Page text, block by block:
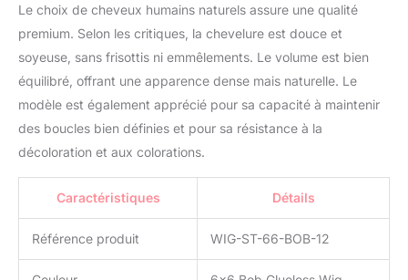
Elastic Band Ensures a
Secure Fit, Real Wear and
Go Glueless Wig.
Le choix de cheveux humains naturels assure une qualité
premium. Selon les critiques, la chevelure est douce et
soyeuse, sans frisottis ni emmêlements. Le volume est bien
équilibré, offrant une apparence dense mais naturelle. Le
modèle est également apprécié pour sa capacité à maintenir
des boucles bien définies et pour sa résistance à la
décoloration et aux colorations.
Caractéristiques Détails
Référence produit WIG-ST-66-BOB-12